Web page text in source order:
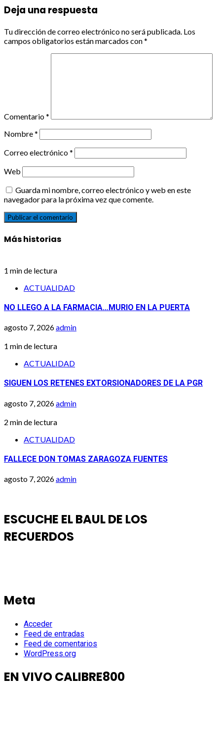
Deja una respuesta
Tu dirección de correo electrónico no será publicada. Los
campos obligatorios están marcados con*
Comentario*
Nombre*
Correo electrónico*
Web
Guarda mi nombre, correo electrónico y web en este
navegador para la próxima vez que comente.
Más historias
1 min de lectura
ACTUALIDAD
NO LLEGO A LA FARMACIA…MURIO EN LA PUERTA
agosto 7, 2026admin
1 min de lectura
ACTUALIDAD
SIGUEN LOS RETENES EXTORSIONADORES DE LA PGR
agosto 7, 2026admin
2 min de lectura
ACTUALIDAD
FALLECE DON TOMAS ZARAGOZA FUENTES
agosto 7, 2026admin
ESCUCHE EL BAUL DE LOS
RECUERDOS
Meta
Acceder
Feed de entradas
Feed de comentarios
WordPress.org
EN VIVO CALIBRE800